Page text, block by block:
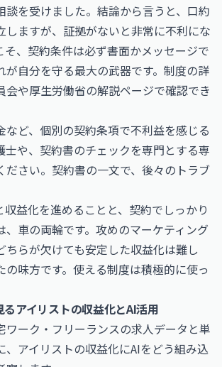
談を受けました。結論から言うと、口約
しますが、証拠がないと非常に不利にな
そ、契約条件は必ず書面かメッセージで
が自分を守る最大の武器です。制度の詳
会や厚生労働省の解説ページで確認でき
ど、個別の契約条項で不利益を感じる
士や、契約書のチェックを専門とする専
ださい。契約書の一文で、後々のトラブ
益化を進めることと、契約でしっかり
、車の両輪です。攻めのマーケティング
ちらが欠けても安定した収益化は難し
の味方です。使える制度は積極的に使っ
アイリストの収益化とAI活用
ワーク・フリーランスの求人データと単
、アイリストの収益化にAIをどう組み込